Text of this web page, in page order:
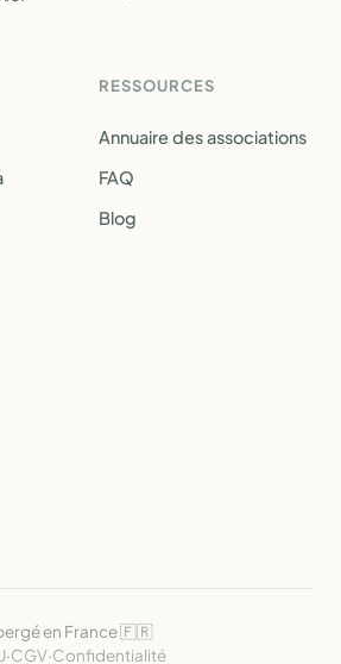
RESSOURCES
Annuaire des associations
FAQ
Blog
en France 🇫🇷
·CGV·Confidentialité